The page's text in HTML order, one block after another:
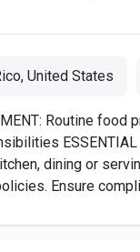
United States
Routine
dining or
Ensure